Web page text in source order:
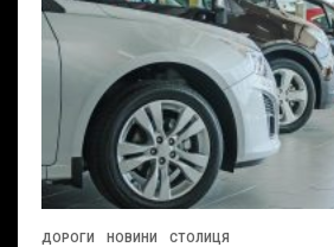
ДОРОГИ НОВИНИ СТОЛИЦЯ